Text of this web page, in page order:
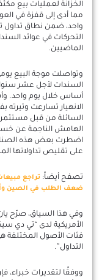
الخزانة لعمليات بيع
التحركات في عوائد
الماضيين.
وتواصلت موجة البيع يومي
أساس خلال يوم واحد.
الانهيار تسارعت
السائلة من قبل
الهامش الناجمة عن
اضطرت بعض هذه
على تقليص تداولاتها
تصفح أيضاً:
ضعف الطلب في الصين
وفي هذا السياق، صرّح
الأمريكية لدى “تي دي
فئات الأصول المختلفة
التداول”.
ووفقًا لتقديرات